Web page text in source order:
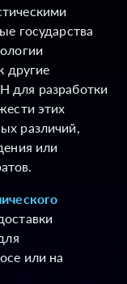
государства
другие
для разработки
этих
различий,
или
или на